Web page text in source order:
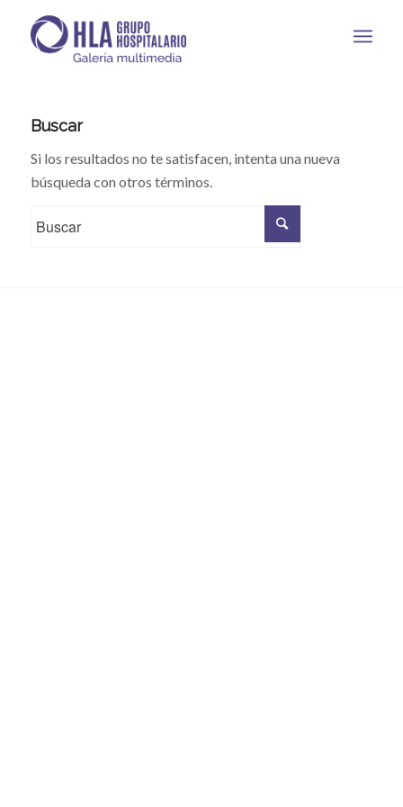
Buscar
Si los resultados no te satisfacen, intenta una nueva
búsqueda con otros términos.